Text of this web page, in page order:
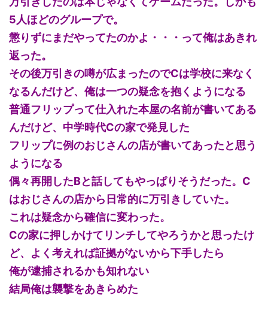
5人ほどのグループで。
懲りずにまだやってたのかよ・・・って俺はあきれ
返った。
その後万引きの噂が広まったのでCは学校に来なく
なるんだけど、俺は一つの疑念を抱くようになる
普通フリップって仕入れた本屋の名前が書いてある
んだけど、中学時代Cの家で発見した
フリップに例のおじさんの店が書いてあったと思う
ようになる
偶々再開したBと話してもやっぱりそうだった。C
はおじさんの店から日常的に万引きしていた。
これは疑念から確信に変わった。
Cの家に押しかけてリンチしてやろうかと思ったけ
ど、よく考えれば証拠がないから下手したら
俺が逮捕されるかも知れない
結局俺は襲撃をあきらめた